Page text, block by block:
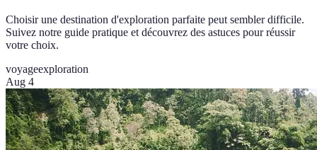
Choisir une destination d'exploration parfaite peut sembler difficile.
Suivez notre guide pratique et découvrez des astuces pour réussir
votre choix.
voyageexploration
Aug 4